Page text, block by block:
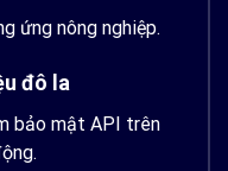
ứng nông nghiệp.
đô la
bảo mật API trên